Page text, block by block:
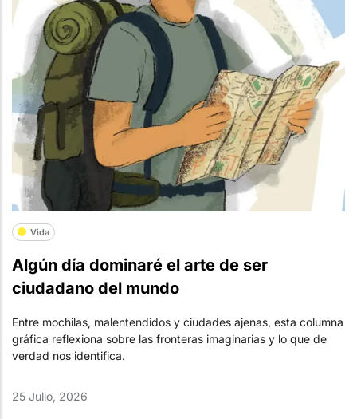
Vida
Algún día dominaré el arte de ser
ciudadano del mundo
Entre mochilas, malentendidos y ciudades ajenas, esta columna
gráfica reflexiona sobre las fronteras imaginarias y lo que de
verdad nos identifica.
25 Julio, 2026